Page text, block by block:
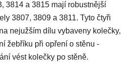
i
s
u
3814 a 3815 mají robustnější
3807, 3809 a 3811. Tyto čtyři
nejužším dílu vybaveny kolečky,
žebříku při opření o stěnu -
vést kolečky po stěně.